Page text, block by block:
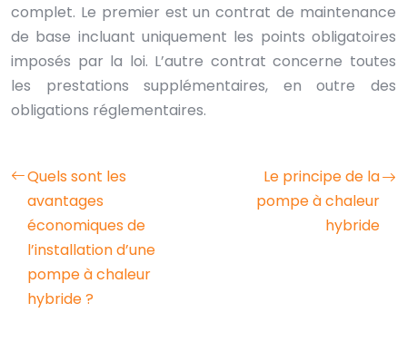
complet. Le premier est un contrat de maintenance
de base incluant uniquement les points obligatoires
imposés par la loi. L’autre contrat concerne toutes
les prestations supplémentaires, en outre des
obligations réglementaires.
Quels sont les
avantages
économiques de
l’installation d’une
pompe à chaleur
hybride ?
Le principe de la
pompe à chaleur
hybride